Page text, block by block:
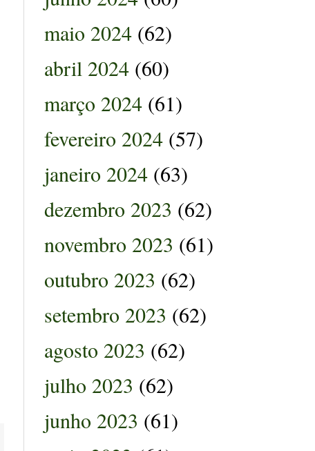
maio 2024 (62)
abril 2024 (60)
março 2024 (61)
fevereiro 2024 (57)
janeiro 2024 (63)
dezembro 2023 (62)
novembro 2023 (61)
outubro 2023 (62)
setembro 2023 (62)
agosto 2023 (62)
julho 2023 (62)
junho 2023 (61)